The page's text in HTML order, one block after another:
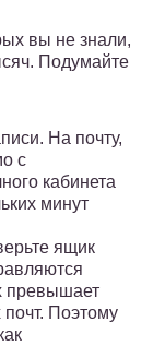
вы не знали,
Подумайте
На почту,
с
кабинета
минут
ящик
превышает
Поэтому